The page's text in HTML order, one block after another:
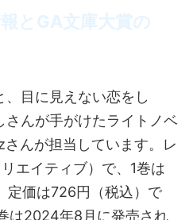
とGA文庫大賞の
、目に見えない恋をし
さんが手がけたライトノベ
んが担当しています。レ
エイティブ）で、1巻は
定価は726円（税込）で
は2024年8月に発売され